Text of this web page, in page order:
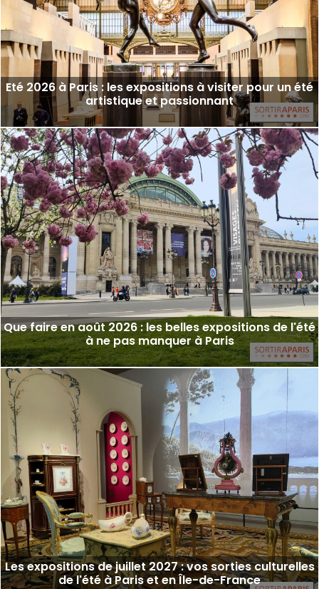
Eté 2026 à Paris : les expositions à visiter pour un été
artistique et passionnant
Que faire en août 2026 : les belles expositions de l'été
à ne pas manquer à Paris
Les expositions de juillet 2027 : vos sorties culturelles
de l'été à Paris et en Île-de-France